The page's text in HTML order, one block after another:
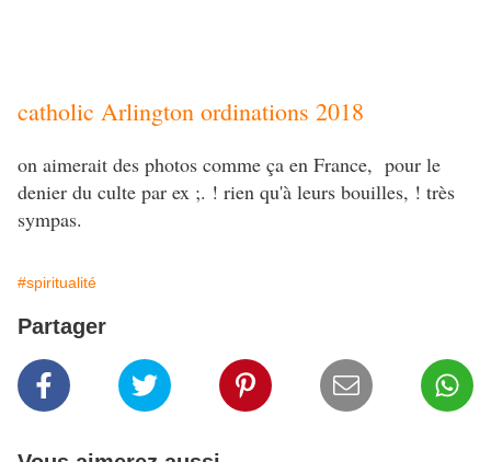
catholic Arlington ordinations 2018
on aimerait des photos comme ça en France, pour le
denier du culte par ex ;. ! rien qu'à leurs bouilles, ! très
sympas.
#spiritualité
Partager